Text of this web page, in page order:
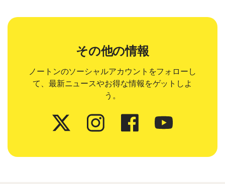
その他の情報
ノートンのソーシャルアカウントをフォローし
て、最新ニュースやお得な情報をゲットしよ
う。